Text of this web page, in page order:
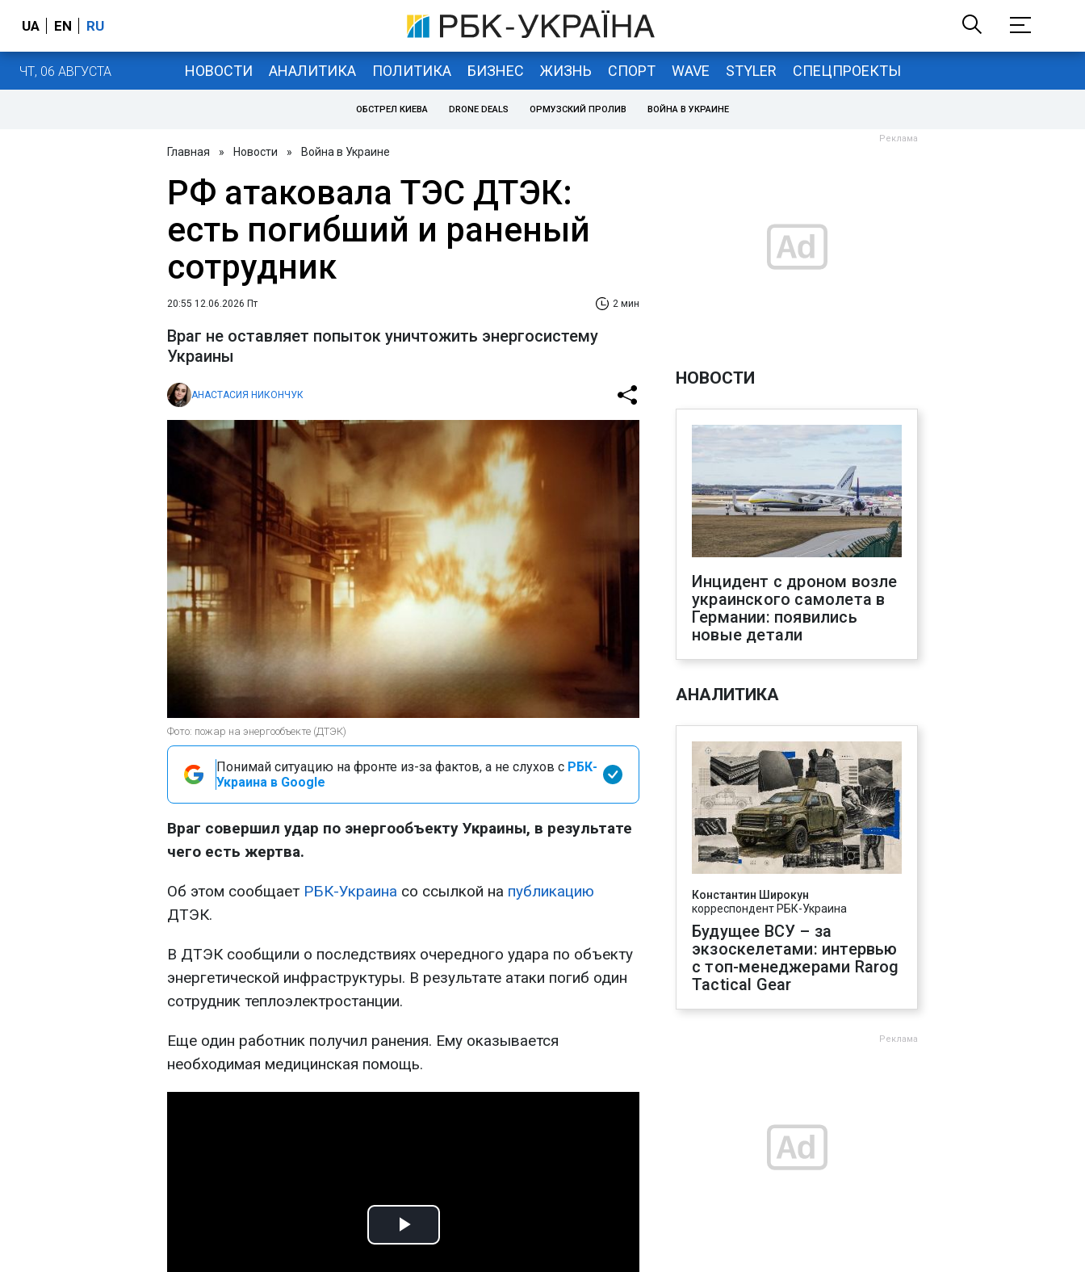
UA EN RU
ЧТ, 06 АВГУСТА НОВОСТИ АНАЛИТИКА ПОЛИТИКА БИЗНЕС ЖИЗНЬ СПОРТ WAVE STYLER СПЕЦПРОЕКТЫ
ОБСТРЕЛ КИЕВА DRONE DEALS ОРМУЗСКИЙ ПРОЛИВ ВОЙНА В УКРАИНЕ
Главная » Новости » Война в Украине
РФ атаковала ТЭС ДТЭК:
есть погибший и раненый
сотрудник
20:55 12.06.2026 Пт 2 мин
Враг не оставляет попыток уничтожить энергосистему
Украины
АНАСТАСИЯ НИКОНЧУК
Фото: пожар на энергообъекте (ДТЭК)
Понимай ситуацию на фронте из-за фактов, а не слухов с РБК-
Украина в Google
Враг совершил удар по энергообъекту Украины, в результате
чего есть жертва.
Об этом сообщает РБК-Украина со ссылкой на публикацию
ДТЭК.
В ДТЭК сообщили о последствиях очередного удара по объекту
энергетической инфраструктуры. В результате атаки погиб один
сотрудник теплоэлектростанции.
Еще один работник получил ранения. Ему оказывается
необходимая медицинская помощь.
Play
НОВОСТИ
Инцидент с дроном возле
украинского самолета в
Германии: появились
новые детали
АНАЛИТИКА
Константин Широкун
корреспондент РБК-Украина
Будущее ВСУ – за
экзоскелетами: интервью
с топ-менеджерами Rarog
Tactical Gear